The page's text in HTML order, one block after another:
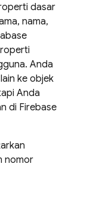
dasar
nama,
Anda
ke objek
Anda
di Firebase
nomor